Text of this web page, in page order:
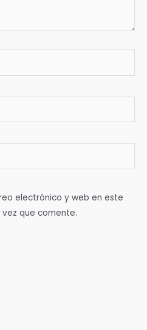
electrónico y web en este
que comente.